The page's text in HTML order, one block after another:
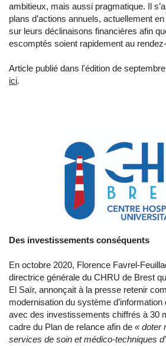
ambitieux, mais aussi pragmatique. Il
plans d’actions annuels, actuellement
sur leurs déclinaisons financières afin
escomptés soient rapidement au
Article publié dans l'édition de
ici.
Des investissements conséquents
En octobre 2020, Florence Favrel-
directrice générale du CHRU de Brest
El Saïr, annonçait à la presse retenir
modernisation du système d’information
avec des investissements chiffrés à 30
cadre du Plan de relance afin de « doter
services de soin et médico-techniques